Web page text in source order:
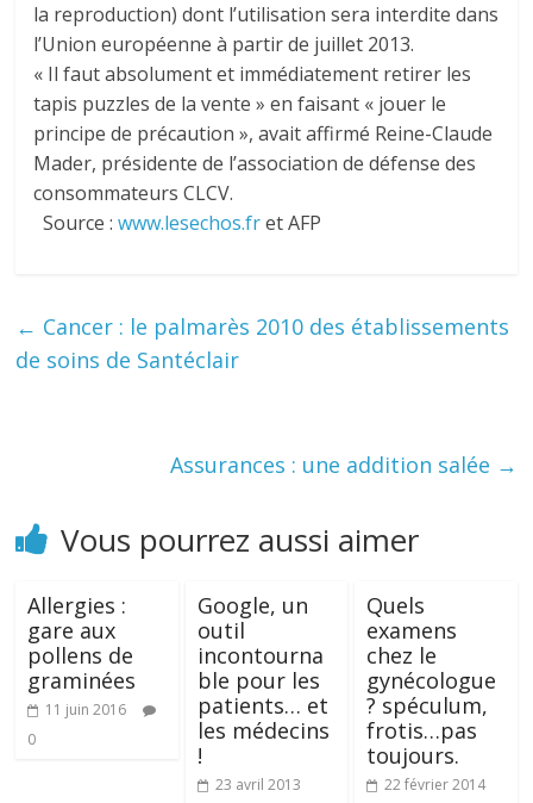
la reproduction) dont l’utilisation sera interdite dans
l’Union européenne à partir de juillet 2013.
« Il faut absolument et immédiatement retirer les
tapis puzzles de la vente » en faisant « jouer le
principe de précaution », avait affirmé Reine-Claude
Mader, présidente de l’association de défense des
consommateurs CLCV.
Source :www.lesechos.fret AFP
← Cancer : le palmarès 2010 des établissements
de soins de Santéclair
Assurances : une addition salée →
Vous pourrez aussi aimer
Allergies :
gare aux
pollens de
graminées
11 juin 2016
0
Google, un
outil
incontourna
ble pour les
patients… et
les médecins
!
23 avril 2013
Quels
examens
chez le
gynécologue
? spéculum,
frotis…pas
toujours.
22 février 2014